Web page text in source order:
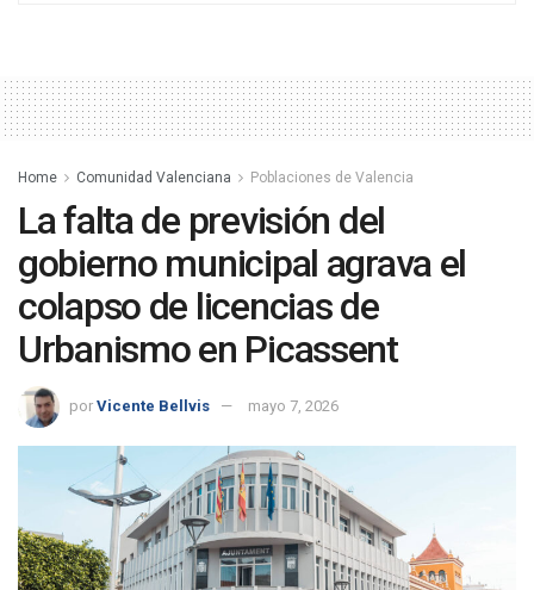
Home Comunidad Valenciana Poblaciones de Valencia
La falta de previsión del
gobierno municipal agrava el
colapso de licencias de
Urbanismo en Picassent
por Vicente Bellvis mayo 7, 2026